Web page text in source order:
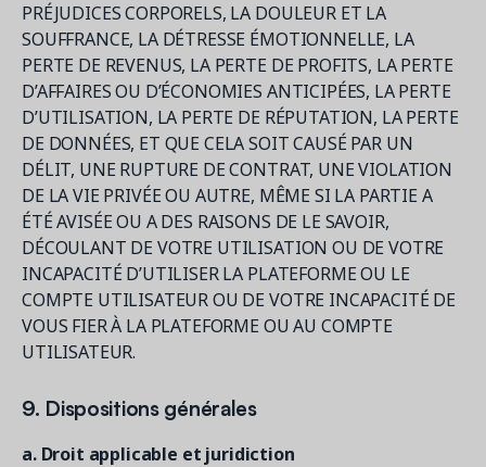
PRÉJUDICES CORPORELS, LA DOULEUR ET LA
SOUFFRANCE, LA DÉTRESSE ÉMOTIONNELLE, LA
PERTE DE REVENUS, LA PERTE DE PROFITS, LA PERTE
D’AFFAIRES OU D’ÉCONOMIES ANTICIPÉES, LA PERTE
D’UTILISATION, LA PERTE DE RÉPUTATION, LA PERTE
DE DONNÉES, ET QUE CELA SOIT CAUSÉ PAR UN
DÉLIT, UNE RUPTURE DE CONTRAT, UNE VIOLATION
DE LA VIE PRIVÉE OU AUTRE, MÊME SI LA PARTIE A
ÉTÉ AVISÉE OU A DES RAISONS DE LE SAVOIR,
DÉCOULANT DE VOTRE UTILISATION OU DE VOTRE
INCAPACITÉ D’UTILISER LA PLATEFORME OU LE
COMPTE UTILISATEUR OU DE VOTRE INCAPACITÉ DE
VOUS FIER À LA PLATEFORME OU AU COMPTE
UTILISATEUR.
9. Dispositions générales
a. Droit applicable et juridiction